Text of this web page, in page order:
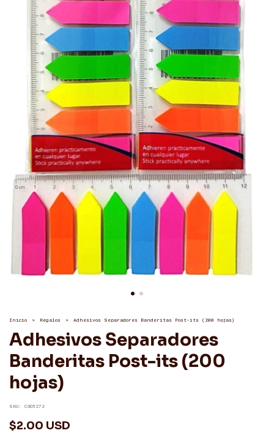
Inicio > Regalos > Adhesivos Separadores Banderitas Post-its (200 hojas)
Adhesivos Separadores
Banderitas Post-its (200
hojas)
SKU: COD5272
$2.00 USD